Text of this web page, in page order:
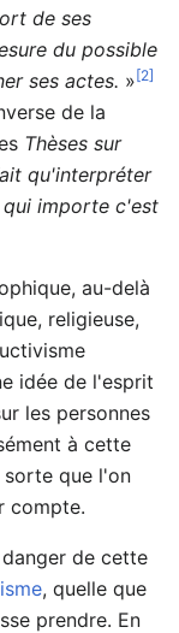
de ses
du possible
ses actes. »[2]
de la
Thèses sur
qu'interpréter
qui importe c'est
au-delà
religieuse,
idée de l'esprit
les personnes
à cette
sorte que l'on
compte.
de cette
, quelle que
prendre. En